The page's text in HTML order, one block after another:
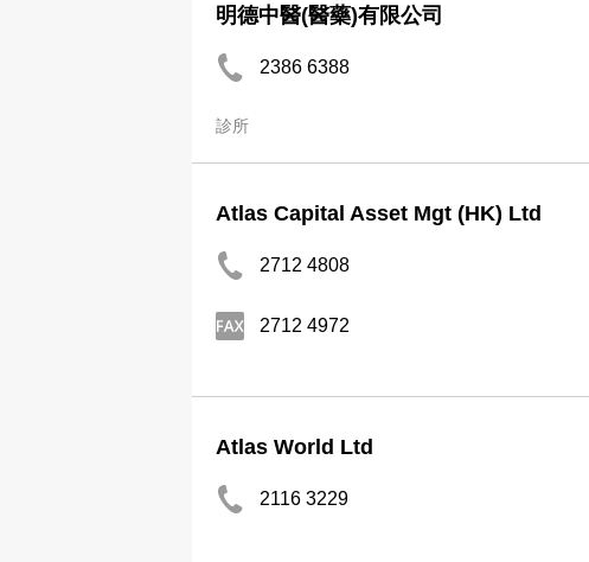
明德中醫(醫藥)有限公司
2386 6388
診所
Atlas Capital Asset Mgt (HK) Ltd
2712 4808
2712 4972
Atlas World Ltd
2116 3229